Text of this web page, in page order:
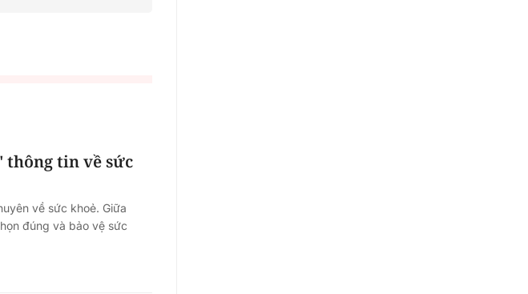
thông tin về sức
về sức khoẻ. Giữa
đúng và bảo vệ sức